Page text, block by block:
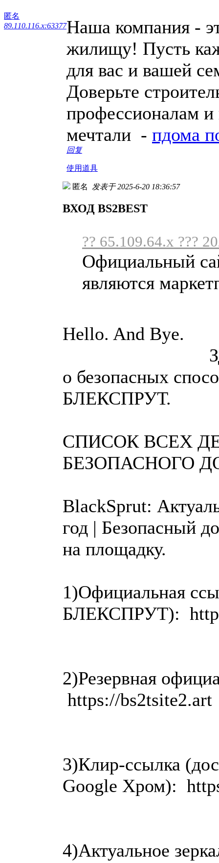
匿名
89.110.116.x:63377Наша компания -
жилищу! Пусть
для вас и вашей
Доверьте
профессионалам и
мечтали - пдома
回复
使用道具
匿名 发表于 2025-6-20 18:36:57
ВХОД BS2BEST
?? 65.109.64.x ???
Официальный
являются
Здесь
о безопасных
БЛЕКСПРУТ.
СПИСОК ВСЕХ
БЕЗОПАСНОГО
BlackSprut:
год | Безопасный
на площадку.
1)Официальная
БЛЕКСПРУТ):
2)Резервная
https://bs2tsite2.art
3)Клир-ссылка
Google Хром):
4)Актуальное